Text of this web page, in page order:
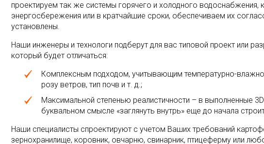
проектируем так же системы горячего и холодного водоснабжения,
энергосбережения или в кратчайшие сроки, обеспечиваем их
установлены.
Наши инженеры и технологи подберут для вас типовой проект или
который будет отличаться:
Комплексным подходом, учитывающим температурно-
розу ветров, тип почв и т. д.;
Максимальной степенью реалистичности – в выполненные
буквальном смысле «заглянуть внутрь» еще до начала
Наши специалисты спроектируют с учетом Ваших требований
зернохранилище, коровник, овчарню, свинарник, птицеферму или